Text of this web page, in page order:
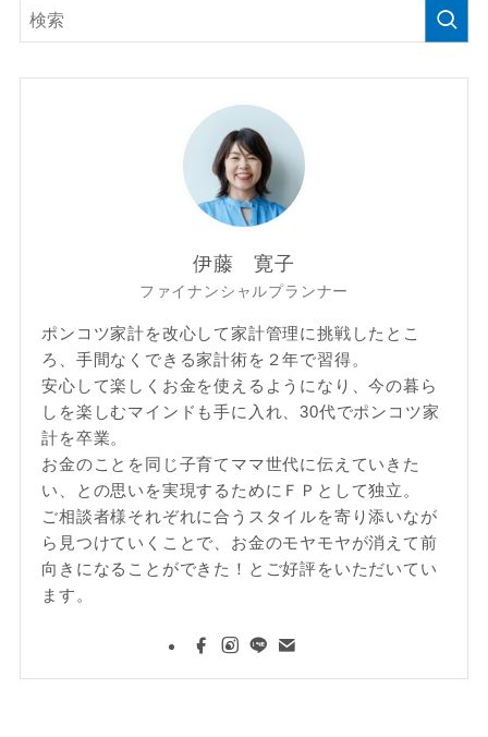
伊藤 寛子
ファイナンシャルプランナー
ポンコツ家計を改心して家計管理に挑戦したとこ
ろ、手間なくできる家計術を２年で習得。
安心して楽しくお金を使えるようになり、今の暮ら
しを楽しむマインドも手に入れ、30代でポンコツ家
計を卒業。
お金のことを同じ子育てママ世代に伝えていきた
い、との思いを実現するためにＦＰとして独立。
ご相談者様それぞれに合うスタイルを寄り添いなが
ら見つけていくことで、お金のモヤモヤが消えて前
向きになることができた！とご好評をいただいてい
ます。